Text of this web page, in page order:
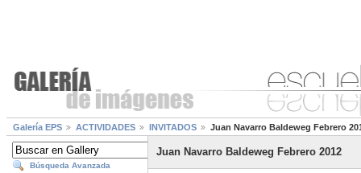
Galería EPS ACTIVIDADES INVITADOS Juan Navarro Baldeweg Febrero
Búsqueda Avanzada
Juan Navarro Baldeweg Febrero 2012